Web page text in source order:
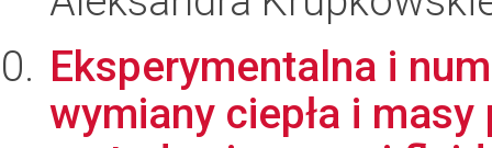
Eksperymentalna i
wymiany ciepła i